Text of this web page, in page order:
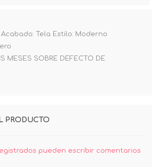
Tela Estilo: Moderno
MESES SOBRE DEFECTO DE
PRODUCTO
pueden escribir comentarios